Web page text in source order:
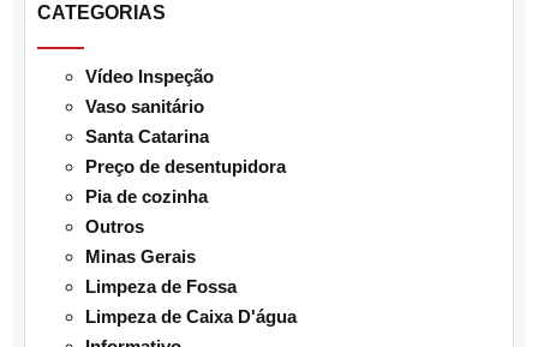
CATEGORIAS
Vídeo Inspeção
Vaso sanitário
Santa Catarina
Preço de desentupidora
Pia de cozinha
Outros
Minas Gerais
Limpeza de Fossa
Limpeza de Caixa D'água